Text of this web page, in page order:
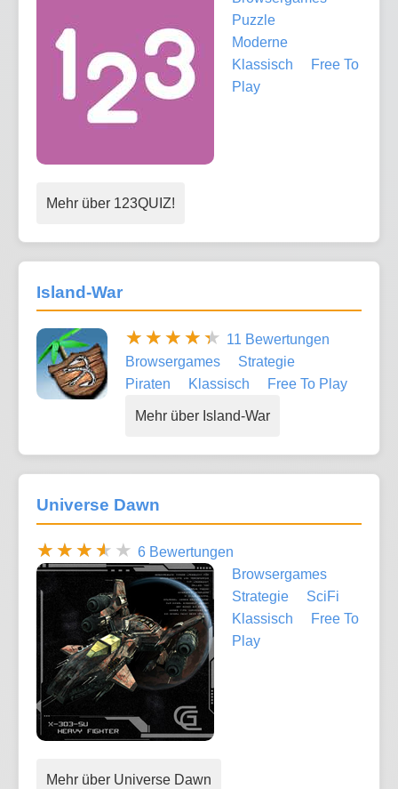
Puzzle
Moderne
Klassisch
Free To
Play
Mehr über 123QUIZ!
Island-War
11 Bewertungen
Browsergames
Strategie
Piraten
Klassisch Free To Play
Mehr über Island-War
Universe Dawn
6 Bewertungen
Browsergames
Strategie
SciFi
Klassisch
Free To
Play
Mehr über Universe Dawn